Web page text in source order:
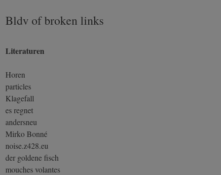
Bldv of broken links
Literaturen
Horen
particles
Klagefall
es regnet
andersneu
Mirko Bonné
noise.z428.eu
der goldene fisch
mouches volantes